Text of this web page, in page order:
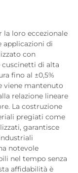
loro eccezionale
applicazioni di
con
cuscinetti di alta
fino al ±0,5%
viene mantenuto
relazione lineare
La costruzione
pregiati come
garantisce
notevole
nel tempo senza
affidabilità è